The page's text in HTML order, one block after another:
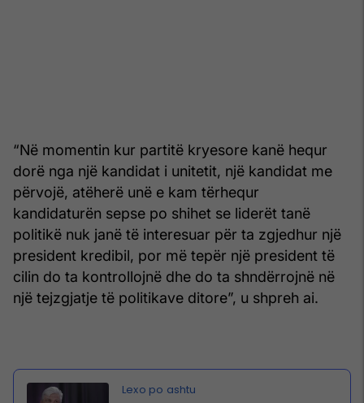
“Në momentin kur partitë kryesore kanë hequr
dorë nga një kandidat i unitetit, një kandidat me
përvojë, atëherë unë e kam tërhequr
kandidaturën sepse po shihet se liderët tanë
politikë nuk janë të interesuar për ta zgjedhur një
president kredibil, por më tepër një president të
cilin do ta kontrollojnë dhe do ta shndërrojnë në
një tejzgjatje të politikave ditore”, u shpreh ai.